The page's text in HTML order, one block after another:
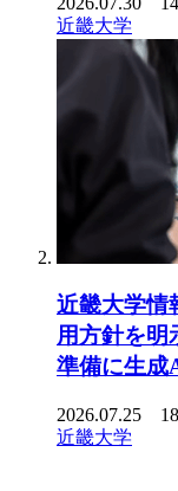
近畿大学
近畿大学情
用方針を
準備に生成
2026.07.25
近畿大学